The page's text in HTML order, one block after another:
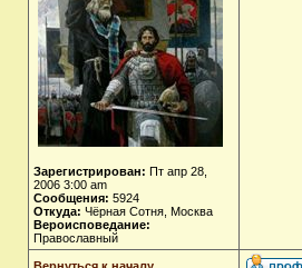
Зарегистрирован: Пт апр 28,
2006 3:00 am
Сообщения: 5924
Откуда: Чёрная Сотня, Москва
Вероисповедание:
Православный